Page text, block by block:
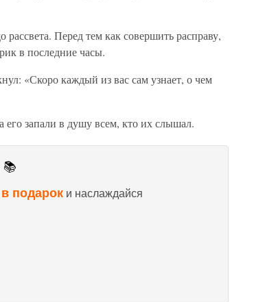
Перед тем как совершить расправу,
в последние часы.
«Скоро каждый из вас сам узнает, о чем
запали в душу всем, кто их слышал.
📚
подарок и наслаждайся